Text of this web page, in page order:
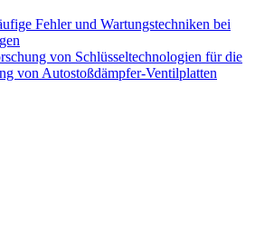
Fehler und Wartungstechniken bei
von Schlüsseltechnologien für die
von Autostoßdämpfer-Ventilplatten